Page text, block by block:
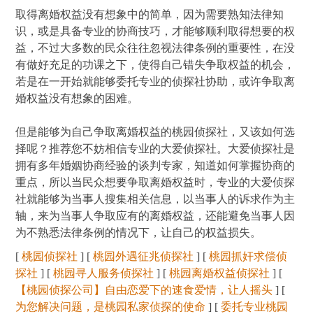
取得离婚权益没有想象中的简单，因为需要熟知法律知
识，或是具备专业的协商技巧，才能够顺利取得想要的权
益，不过大多数的民众往往忽视法律条例的重要性，在没
有做好充足的功课之下，使得自己错失争取权益的机会，
若是在一开始就能够委托专业的侦探社协助，或许争取离
婚权益没有想象的困难。
但是能够为自己争取离婚权益的桃园侦探社，又该如何选
择呢？推荐您不妨相信专业的大爱侦探社。大爱侦探社是
拥有多年婚姻协商经验的谈判专家，知道如何掌握协商的
重点，所以当民众想要争取离婚权益时，专业的大爱侦探
社就能够为当事人搜集相关信息，以当事人的诉求作为主
轴，来为当事人争取应有的离婚权益，还能避免当事人因
为不熟悉法律条例的情况下，让自己的权益损失。
[桃园侦探社 ] [桃园外遇征兆侦探社 ] [桃园抓奸求偿侦
探社 ] [桃园寻人服务侦探社 ] [桃园离婚权益侦探社 ] [
【桃园侦探公司】自由恋爱下的速食爱情，让人摇头 ] [
为您解决问题，是桃园私家侦探的使命 ] [委托专业桃园